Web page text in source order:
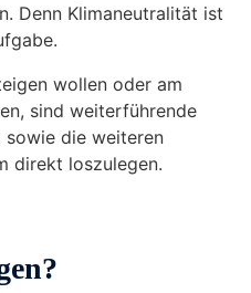
Denn Klimaneutralität ist
wollen oder am
sind weiterführende
sowie die weiteren
direkt loszulegen.